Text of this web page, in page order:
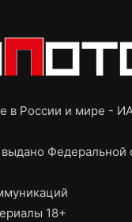
в России и мире -
Федеральной
18+